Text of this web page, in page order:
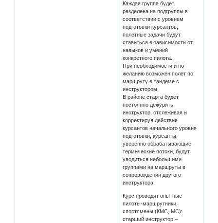
Каждая группа будет
разделена на подгруппы в
соответствии с уровнем
подготовки курсантов,
полетные задачи будут
ставиться в зависимости от
навыков и умений
конкретного пилота.
При необходимости и по
желанию возможен полет по
маршруту в тандеме с
инструктором.
В районе старта будет
постоянно дежурить
инструктор, отслеживая и
корректируя действия
курсантов начального уровня
подготовки, курсанты,
уверенно обрабатывающие
термические потоки, будут
уводиться небольшими
группами на маршруты в
сопровождении другого
инструктора.
Курс проводят опытные
пилоты-маршрутники,
спортсмены (КМС, МС):
старший инструктор –